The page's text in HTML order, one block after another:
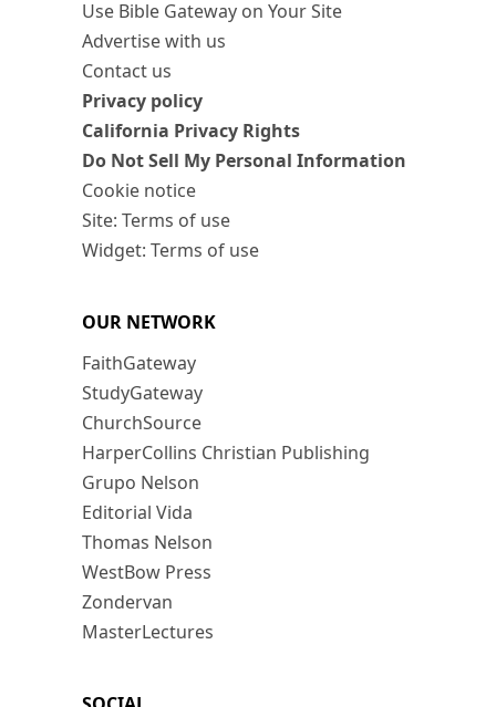
Use Bible Gateway on Your Site
Advertise with us
Contact us
Privacy policy
California Privacy Rights
Do Not Sell My Personal Information
Cookie notice
Site: Terms of use
Widget: Terms of use
OUR NETWORK
FaithGateway
StudyGateway
ChurchSource
HarperCollins Christian Publishing
Grupo Nelson
Editorial Vida
Thomas Nelson
WestBow Press
Zondervan
MasterLectures